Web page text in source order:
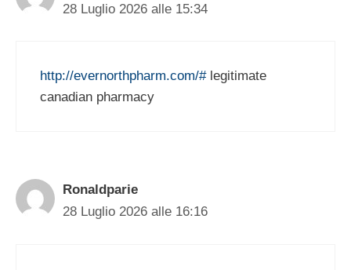
28 Luglio 2026 alle 15:34
http://evernorthpharm.com/#legitimate
canadian pharmacy
Ronaldparie
28 Luglio 2026 alle 16:16